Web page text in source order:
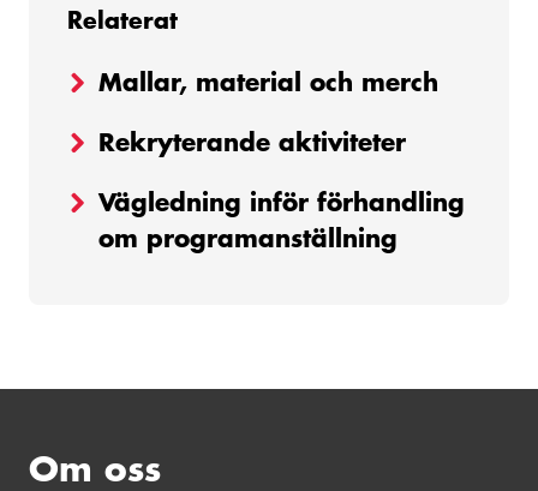
Relaterat
Mallar, material och merch
Rekryterande aktiviteter
Vägledning inför förhandling
om programanställning
Om oss